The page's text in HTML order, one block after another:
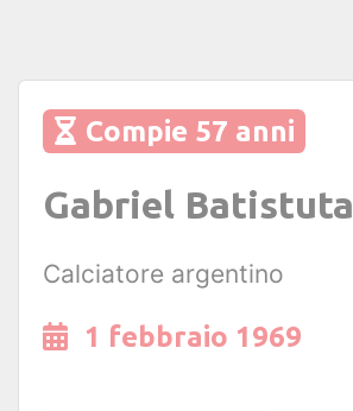
Compie 57 anni
Gabriel Batistuta
Calciatore argentino
1 febbraio 1969